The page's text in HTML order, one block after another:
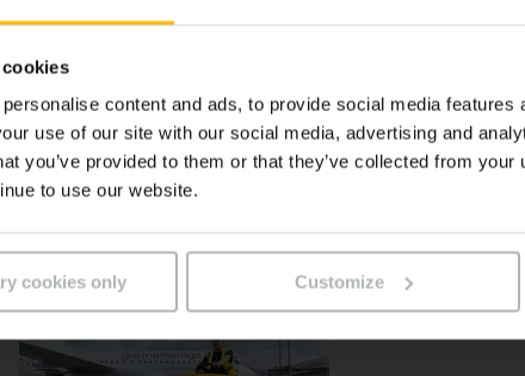
content and ads, to provide social media
use of our site with our social media, advertising and
you’ve provided to them or that they’ve collected from
to use our website.
cookies only Customize